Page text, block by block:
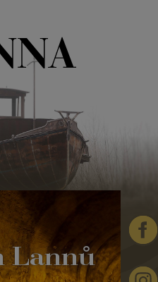
Lannů